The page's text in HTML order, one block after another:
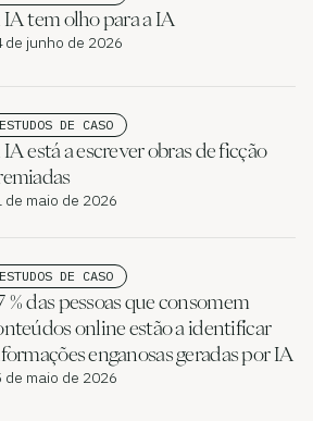
Iniciar sessão
IA tem olho para a IA
de junho de 2026
ESTUDOS DE CASO
IA está a escrever obras de ficção
de maio de 2026
ESTUDOS DE CASO
% das pessoas que consomem
online estão a identificar
enganosas geradas por IA
de maio de 2026